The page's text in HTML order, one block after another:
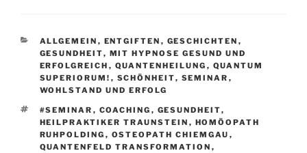
KATEGORIEN
ALLGEMEIN , ENTGIFTEN , GESCHICHTEN ,
GESUNDHEIT, MIT HYPNOSE GESUND UND
ERFOLGREICH , QUANTENHEILUNG , QUANTUM
SUPERIORUM! , SCHÖNHEIT, SEMINAR ,
WOHLSTAND UND ERFOLG
SCHLAGWÖRTER
#SEMINAR , COACHING , GESUNDHEIT,
HEILPRAKTIKER TRAUNSTEIN , HOMÖOPATH
RUHPOLDING , OSTEOPATH CHIEMGAU ,
QUANTENFELD TRANSFORMATION ,